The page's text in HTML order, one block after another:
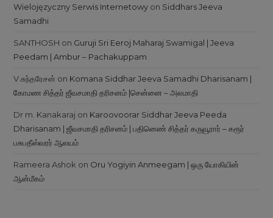
Wielojęzyczny Serwis Internetowy on Siddhars Jeeva
Samadhi
SANTHOSH on Guruji Sri Eeroj Maharaj Swamigal | Jeeva
Peedam | Ambur – Pachakuppam
V.சுந்தரேசன் on Komana Siddhar Jeeva Samadhi Dharisanam |
கோமண சித்தர் ஜீவசமாதி தரிசனம் |சென்னை – அலமாதி
Dr m. Kanakaraj on Karoovoorar Siddhar Jeeva Peeda
Dharisanam | ஜீவசமாதி தரிசனம் | பதினெண் சித்தர் கருவூரார் – கரூர்
பசுபதீஸ்வரர் ஆலயம்
Rameera Ashok on Oru Yogiyin Anmeegam | ஒரு யோகியின்
ஆன்மீகம்